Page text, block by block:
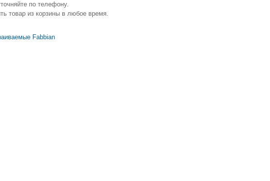
по телефону.
товар из корзины в любое время.
Fabbian